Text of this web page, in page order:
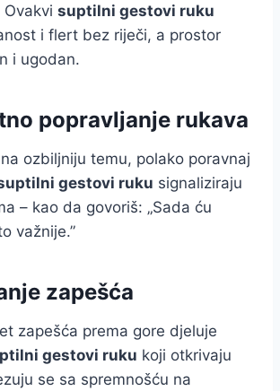
suptilni gestovi ruku
i flert bez riječi, a prostor
i ugodan.
popravljanje rukava
ozbiljniju temu, polako poravnaj
gestovi ruku signaliziraju
– kao da govoriš: „Sada ću
važnije.”
zapešća
zapešća prema gore djeluje
gestovi ruku koji otkrivaju
se sa spremnošću na